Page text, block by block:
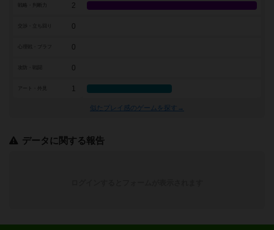
戦略・判断力 2
0
0
0
アート・外見 1
似たプレイ感のゲームを探す→
データに関する報告